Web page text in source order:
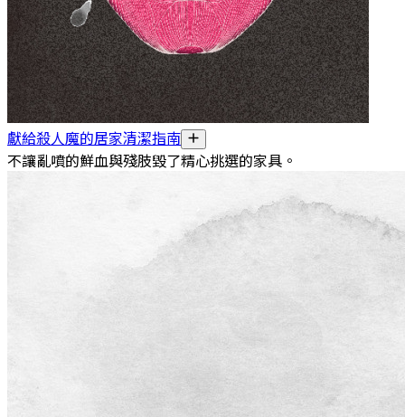
獻給殺人魔的居家清潔指南
不讓亂噴的鮮血與殘肢毀了精心挑選的家具。